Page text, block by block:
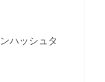
ハッシュタ